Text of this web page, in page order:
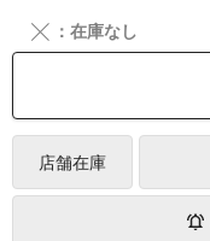
╳ ：在庫なし
店舗在庫